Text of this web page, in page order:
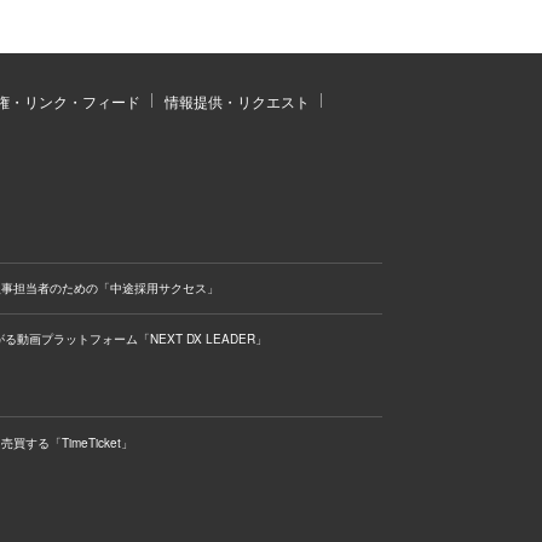
・リンク・フィード 情報提供・リクエスト
担当者のための「中途採用サクセス」
動画プラットフォーム「NEXT DX LEADER」
買する「TimeTicket」